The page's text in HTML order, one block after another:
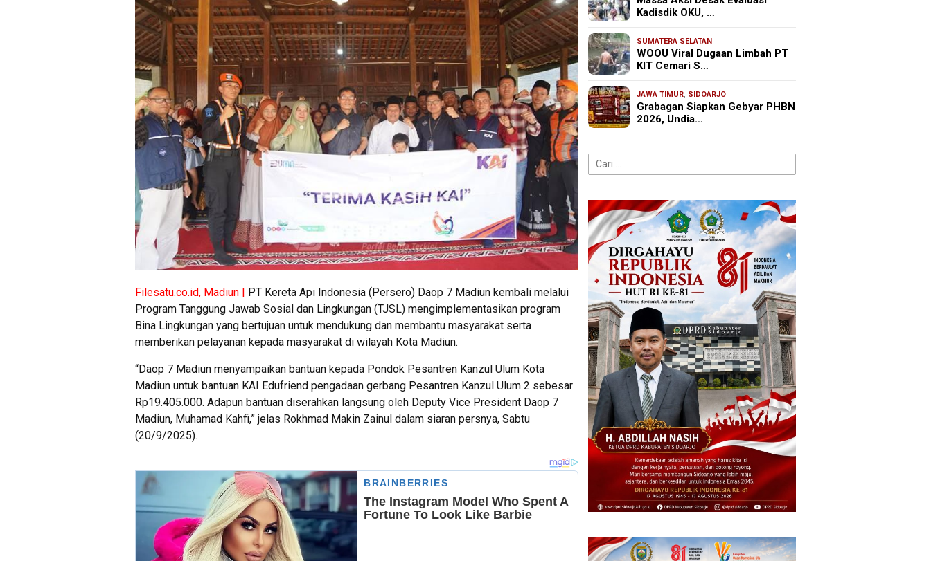
Filesatu.co.id, Madiun |
PT Kereta Api Indonesia (Persero) Daop 7 Madiun kembali melalui
Program Tanggung Jawab Sosial dan Lingkungan (TJSL) mengimplementasikan program
Bina Lingkungan yang bertujuan untuk mendukung dan membantu masyarakat serta
memberikan pelayanan kepada masyarakat di wilayah Kota Madiun.
“Daop 7 Madiun menyampaikan bantuan kepada Pondok Pesantren Kanzul Ulum Kota
Madiun untuk bantuan KAI Edufriend pengadaan gerbang Pesantren Kanzul Ulum 2 sebesar
Rp19.405.000. Adapun bantuan diserahkan langsung oleh Deputy Vice President Daop 7
Madiun, Muhamad Kahfi,” jelas Rokhmad Makin Zainul dalam siaran persnya, Sabtu
(20/9/2025).
Kadisdik OKU, …
SUMATERA SELATAN
WOOU Viral Dugaan Limbah PT
KIT Cemari S…
JAWA TIMUR, SIDOARJO
Grabagan Siapkan Gebyar PHBN
2026, Undia…
Cari
untuk: